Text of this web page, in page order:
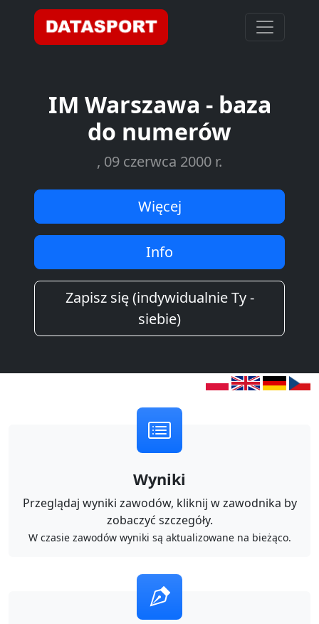
IM Warszawa - baza
do numerów
, 09 czerwca 2000 r.
Więcej
Info
Zapisz się (indywidualnie Ty -
siebie)
Wyniki
Przeglądaj wyniki zawodów, kliknij w zawodnika by
zobaczyć szczegóły.
W czasie zawodów wyniki są aktualizowane na bieżąco.